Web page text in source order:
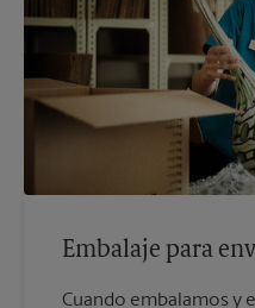
Embalaje para
Cuando embalamos y